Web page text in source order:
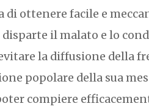
di ottenere facile e
il malato e lo
la diffusione della
popolare della sua
compiere